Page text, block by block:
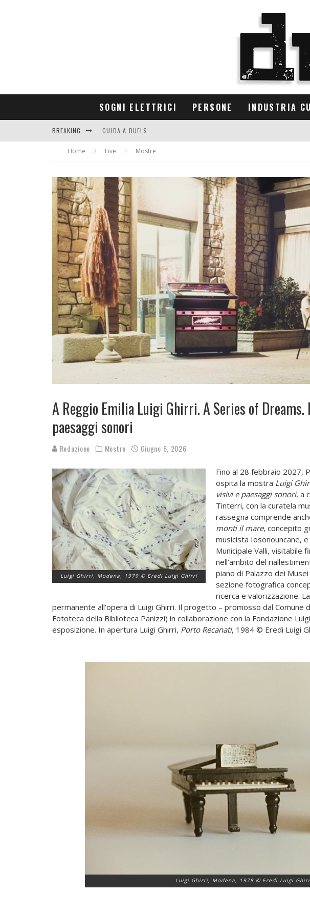
SOGNI ELETTRICI PERSONE INDUSTRIA
BREAKING GUIDA A DUELS
CONTRIBUTORS
Home Live Mostre
A Reggio Emilia Luigi Ghirri. A Series of Dreams.
paesaggi sonori
Redazione Mostre Giugno 6, 2026
Luigi Ghirri, Modena, 1979 © Eredi Luigi Ghirri
Fino al 28 febbraio 2027,
ospita la mostra Luigi
visivi e paesaggi sonori, a
Tinterri, con la curatela
rassegna comprende
monti il mare, concepito
musicista Iosonouncane,
Municipale Valli, visitabile
nell’ambito del
piano di Palazzo dei
sezione fotografica
ricerca e valorizzazione.
permanente all’opera di Luigi Ghirri. Il progetto – promosso dal Comune
Fototeca della Biblioteca Panizzi) in collaborazione con la Fondazione
esposizione. In apertura Luigi Ghirri, Porto Recanati, 1984 © Eredi Luigi
Luigi Ghirri, Modena, 1978 © Eredi Luigi